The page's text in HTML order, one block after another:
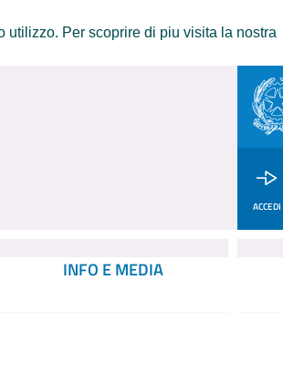
Per scoprire di piu visita la nostra
ACCEDI
INFO E MEDIA